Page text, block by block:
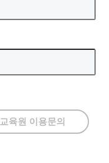
교육원 이용문의